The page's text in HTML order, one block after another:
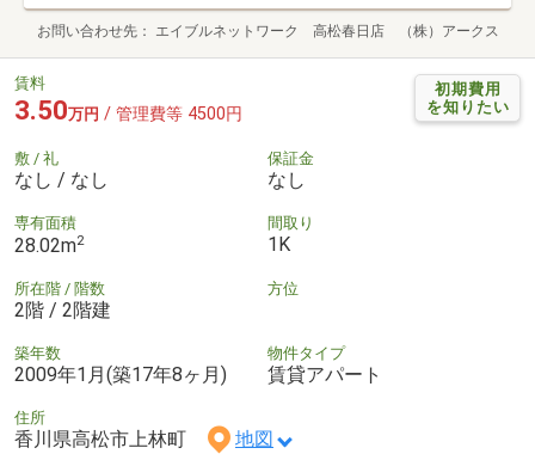
お問い合わせ先 エイブルネットワーク 高松春日店 （株）アークス
初期費用
を知りたい
賃料
3.50万円 / 管理費等 4500円
敷 / 礼
なし / なし
保証金
なし
専有面積
28.02m2
間取り
1K
所在階 / 階数
2階 / 2階建
方位
築年数
2009年1月(築17年8ヶ月)
物件タイプ
賃貸アパート
住所
香川県高松市上林町 地図